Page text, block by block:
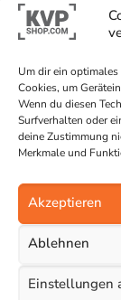
Um dir ein
Cookies, um
Wenn du diesen
Surfverhalten oder
deine Zustimmung
Merkmale und
Akzeptieren
Ablehnen
Einstellungen